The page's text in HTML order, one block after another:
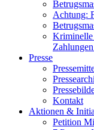
Achtung:
Kriminelle
Presse
Kontakt
Aktionen &
Petition